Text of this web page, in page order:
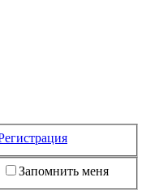
Запомнить меня